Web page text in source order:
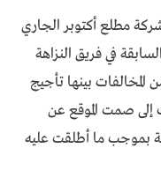
مطلع أكتوبر الجاري
في فريق النزاهة
المخالفات بينها تأجيج
إلى صمت الموقع عن
بموجب ما أطلقت عليه